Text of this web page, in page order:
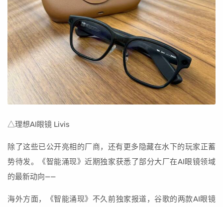
△理想AI眼镜 Livis
除了这些已公开亮相的厂商，还有更多隐藏在水下的玩家正蓄
势待发。《智能涌现》近期独家获悉了部分大厂在AI眼镜领域
的最新动向——
海外方面，《智能涌现》不久前独家报道，谷歌的两款AI眼镜